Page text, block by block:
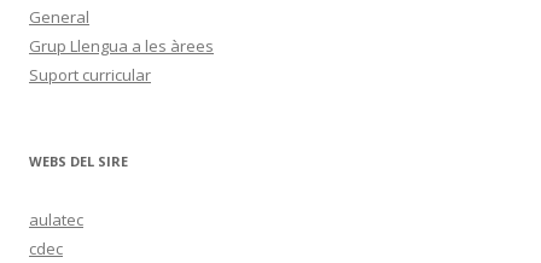
General
Grup Llengua a les àrees
Suport curricular
WEBS DEL SIRE
aulatec
cdec